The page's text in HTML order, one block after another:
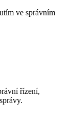
ve správním
řízení,